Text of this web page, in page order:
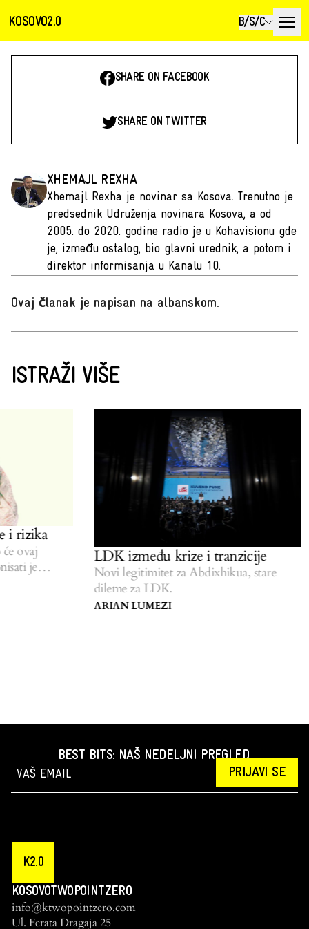
KOSOVO2.0 B/S/C
SHARE ON FACEBOOK
SHARE ON TWITTER
XHEMAJL REXHA
Xhemajl Rexha je novinar sa Kosova. Trenutno je
predsednik Udruženja novinara Kosova, a od
2005. do 2020. godine radio je u Kohavisionu gde
je, između ostalog, bio glavni urednik, a potom i
direktor informisanja u Kanalu 10.
Ovaj članak je napisan na albanskom.
ISTRAŽI VIŠE
rizika
ovaj
je
LDK između krize i tranzicije
Novi legitimitet za Abdixhikua, stare
dileme za LDK.
ARIAN LUMEZI
BEST BITS: NAŠ NEDELJNI PREGLED.
PRIJAVI SE
K2.0
KOSOVOTWOPOINTZERO
info@ktwopointzero.com
Ul. Ferata Dragaja 25